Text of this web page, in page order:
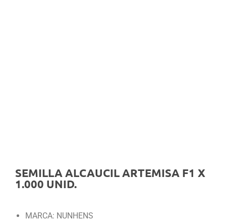
SEMILLA ALCAUCIL ARTEMISA F1 X
1.000 UNID.
MARCA: NUNHENS